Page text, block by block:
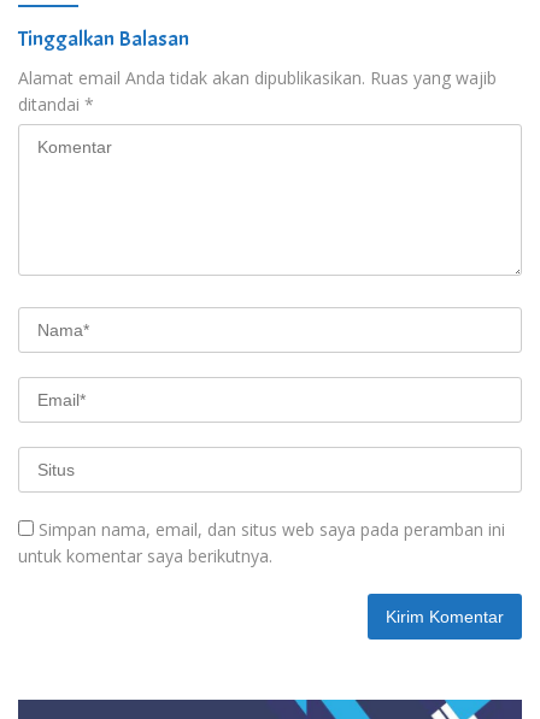
Tinggalkan Balasan
Alamat email Anda tidak akan dipublikasikan. Ruas yang wajib
ditandai *
Simpan nama, email, dan situs web saya pada peramban ini
untuk komentar saya berikutnya.